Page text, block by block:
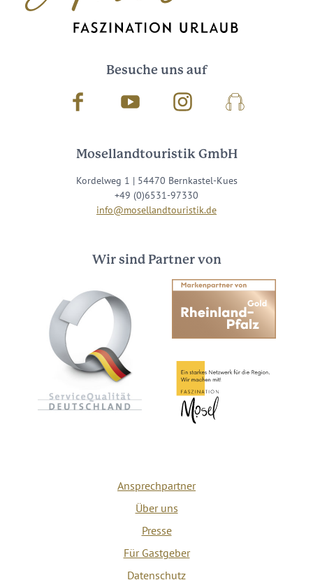
Besuche uns auf
Facebook Youtube InstagramPodcast
Mosellandtouristik GmbH
Kordelweg 1 | 54470 Bernkastel-Kues
+49 (0)6531-97330
info@mosellandtouristik.de
Wir sind Partner von
Ansprechpartner
Über uns
Presse
Für Gastgeber
Datenschutz